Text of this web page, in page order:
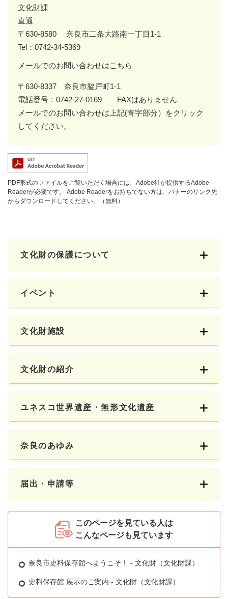
文化財課
直通
〒630-8580
奈良市二条大路南一丁目1-1
Tel：0742-34-5369
メールでのお問い合わせはこちら
〒630-8337 奈良市脇戸町1-1
電話番号：0742-27-0169 FAXはありません
メールでのお問い合わせは上記(青字部分）をクリック
してください。
PDF形式のファイルをご覧いただく場合には、Adobe社が提供するAdobe
Readerが必要です。
Adobe Readerをお持ちでない方は、バナーのリンク先
からダウンロードしてください。（無料）
文化財の保護について
イベント
文化財施設
文化財の紹介
ユネスコ世界遺産・無形文化遺産
奈良のあゆみ
届出・申請等
このページを見ている人は
こんなページも見ています
奈良市史料保存館へようこそ！ - 文化財（文化財課）
史料保存館 展示のご案内 - 文化財（文化財課）